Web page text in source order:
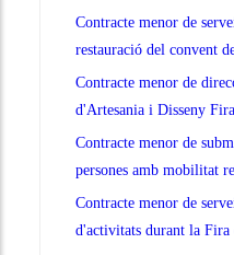
Contracte menor de
restauració del convent
Contracte menor de
d'Artesania i Disseny
Contracte menor de
persones amb mobilitat
Contracte menor de
d'activitats durant la Fira